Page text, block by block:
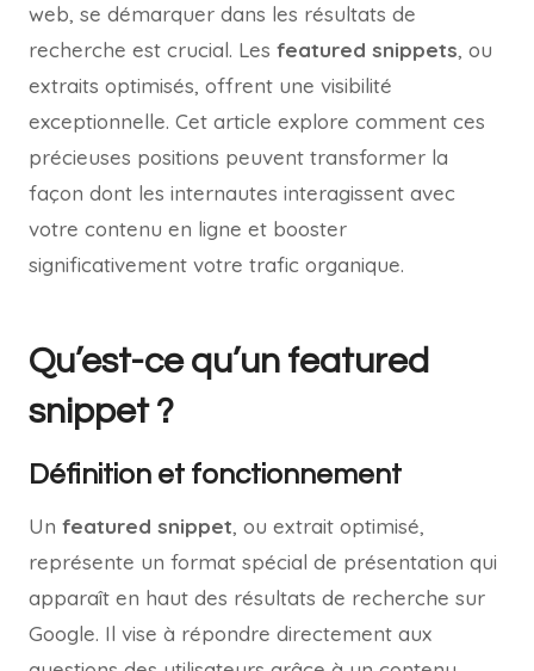
web, se démarquer dans les résultats de
recherche est crucial. Les featured snippets, ou
extraits optimisés, offrent une visibilité
exceptionnelle. Cet article explore comment ces
précieuses positions peuvent transformer la
façon dont les internautes interagissent avec
votre contenu en ligne et booster
significativement votre trafic organique.
Qu’est-ce qu’un featured
snippet ?
Définition et fonctionnement
Un featured snippet, ou extrait optimisé,
représente un format spécial de présentation qui
apparaît en haut des résultats de recherche sur
Google. Il vise à répondre directement aux